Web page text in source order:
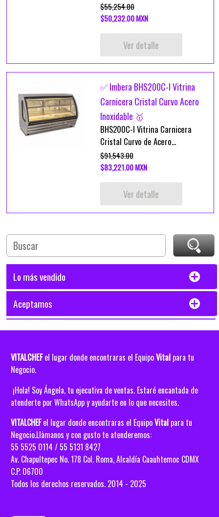
$55,254.00
$50,232.00 MXN
Ver detalle
✅ Imbera BHS200C-I Vitrina
Carnicera Cristal Curvo Acero
Inoxidable 🥇
BHS200C-I Vitrina Carnicera
Cristal Curvo de Acero...
$91,543.00
$83,221.00 MXN
Ver detalle
Lo más vendido
Aceptamos
VITALCHEFel lugar donde encontraras el EquipoVital para tu
Negocio.
¡Hola! Soy Ángela, tu ejecutiva de ventas. Estaré encantada de
atenderte por WhatsApp y ayudarte en lo que necesites.
VITALCHEFel lugar donde encontraras el EquipoVital para tu
Negocio.Llàmanos y con gusto te atenderemos:
55 5525 0114 / 55 5131 8427
Av. Chapultepec No. 178 Col. Roma, Alcaldía Cuauhtemoc CDMX
C.P. 06700
Todos los derechos reservados. 2014 - 2025